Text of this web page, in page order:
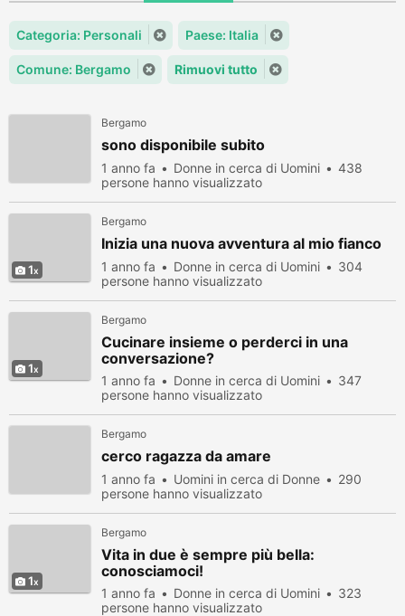
Categoria: Personali Paese: Italia
Comune: Bergamo Rimuovi tutto
Bergamo
sono disponibile subito
1 anno fa Donne in cerca di Uomini
438
persone hanno visualizzato
1
Bergamo
Inizia una nuova avventura al mio fianco
1 anno fa Donne in cerca di Uomini
304
persone hanno visualizzato
1
Bergamo
Cucinare insieme o perderci in una
conversazione?
1 anno fa Donne in cerca di Uomini
347
persone hanno visualizzato
Bergamo
cerco ragazza da amare
1 anno fa Uomini in cerca di Donne
290
persone hanno visualizzato
1
Bergamo
Vita in due è sempre più bella:
conosciamoci!
1 anno fa Donne in cerca di Uomini
323
persone hanno visualizzato